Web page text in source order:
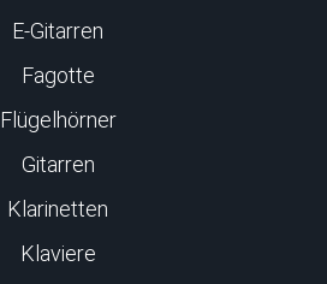
E-Gitarren
Fagotte
Flügelhörner
Gitarren
Klarinetten
Klaviere